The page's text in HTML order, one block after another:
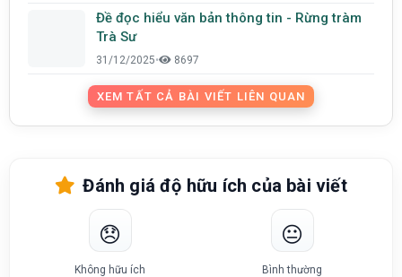
Đề đọc hiểu văn bản thông tin - Rừng tràm
Trà Sư
31/12/2025• 8697
XEM TẤT CẢ BÀI VIẾT LIÊN QUAN
Đánh giá độ hữu ích của bài viết
😞
Không hữu ích
😐
Bình thường